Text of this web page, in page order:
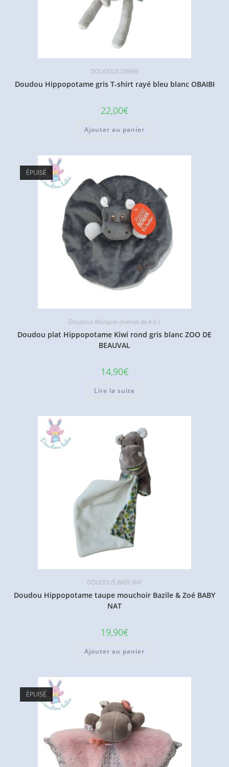
DOUDOUS OBAIBI
Doudou Hippopotame gris T-shirt rayé bleu blanc OBAIBI
22,00€
Ajouter au panier
ÉPUISÉ
Doudous Marques diverses de A à L
Doudou plat Hippopotame Kiwi rond gris blanc ZOO DE
BEAUVAL
14,90€
Lire la suite
DOUDOUS BABY NAT
Doudou Hippopotame taupe mouchoir Bazile & Zoé BABY
NAT
19,90€
Ajouter au panier
ÉPUISÉ